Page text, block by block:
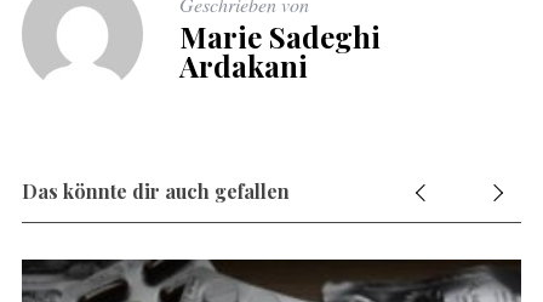
Marie Sadeghi
Ardakani
Das könnte dir auch gefallen